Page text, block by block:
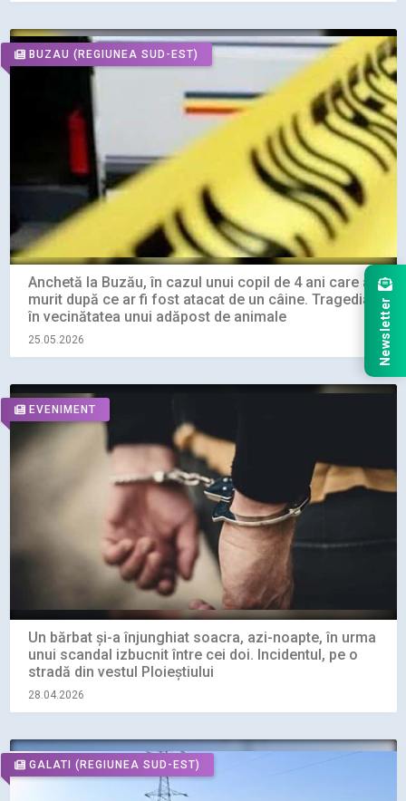
BUZAU (REGIUNEA SUD-EST)
Anchetă la Buzău, în cazul unui copil de 4 ani care a
murit după ce ar fi fost atacat de un câine. Tragedia,
în vecinătatea unui adăpost de animale
25.05.2026
EVENIMENT
Un bărbat și-a înjunghiat soacra, azi-noapte, în urma
unui scandal izbucnit între cei doi. Incidentul, pe o
stradă din vestul Ploieștiului
28.04.2026
GALATI (REGIUNEA SUD-EST)
Newsletter